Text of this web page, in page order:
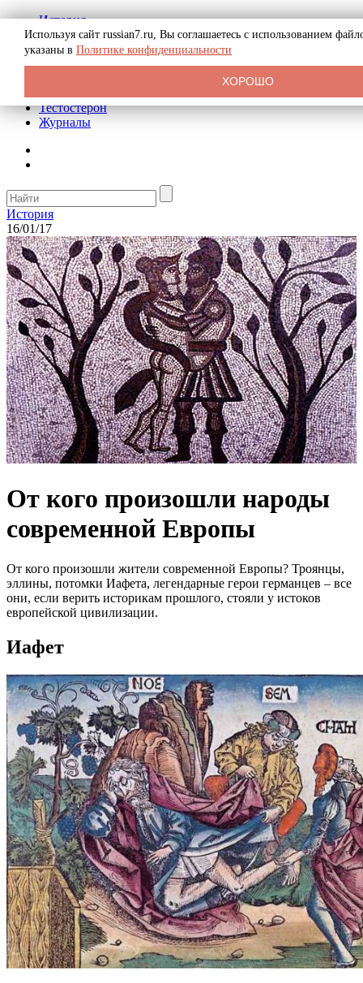
История
Биография
Криминал
Реклама на сайте
Тестостерон
Журналы
История
16/01/17
От кого произошли народы
современной Европы
От кого произошли жители современной Европы? Троянцы,
эллины, потомки Иафета, легендарные герои германцев – все
они, если верить историкам прошлого, стояли у истоков
европейской цивилизации.
Иафет
Используя сайт russian7.ru, Вы соглашаетесь с использованием
указаны в Политике конфиденциальности
ХОРОШО